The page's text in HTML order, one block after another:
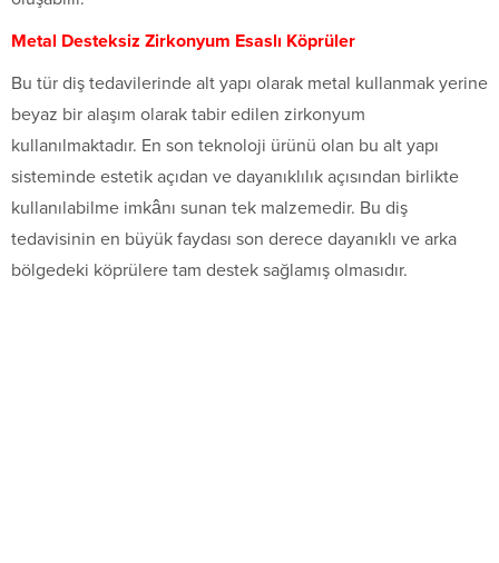
Metal Desteksiz Zirkonyum Esaslı Köprüler
Bu tür diş tedavilerinde alt yapı olarak metal kullanmak yerine
beyaz bir alaşım olarak tabir edilen zirkonyum
kullanılmaktadır. En son teknoloji ürünü olan bu alt yapı
sisteminde estetik açıdan ve dayanıklılık açısından birlikte
kullanılabilme imkânı sunan tek malzemedir. Bu diş
tedavisinin en büyük faydası son derece dayanıklı ve arka
bölgedeki köprülere tam destek sağlamış olmasıdır.